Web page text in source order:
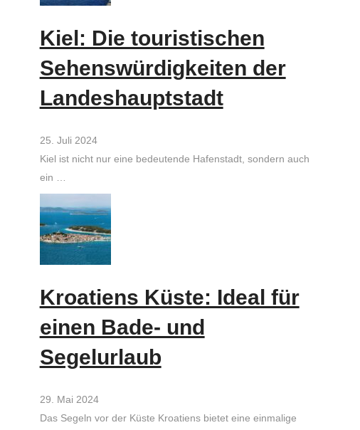
Kiel: Die touristischen
Sehenswürdigkeiten der
Landeshauptstadt
25. Juli 2024
Kiel ist nicht nur eine bedeutende Hafenstadt, sondern auch
ein …
Kroatiens Küste: Ideal für
einen Bade- und
Segelurlaub
29. Mai 2024
Das Segeln vor der Küste Kroatiens bietet eine einmalige